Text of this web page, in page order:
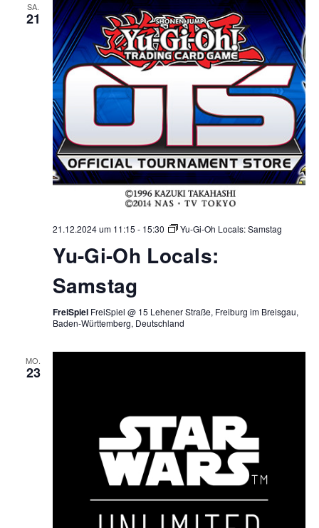
SA.
21
21.12.2024 um 11:15 - 15:30 Yu-Gi-Oh Locals: Samstag
Yu-Gi-Oh Locals:
Samstag
FreiSpiel FreiSpiel @ 15 Lehener Straße, Freiburg im Breisgau,
Baden-Württemberg, Deutschland
MO.
23